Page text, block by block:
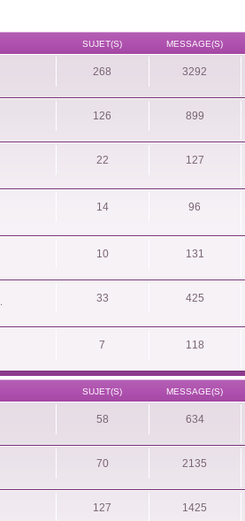
SUJET(S) MESSAGE(S)
268 3292
126 899
22 127
14 96
10 131
33 425
7 118
SUJET(S) MESSAGE(S)
58 634
70 2135
127 1425